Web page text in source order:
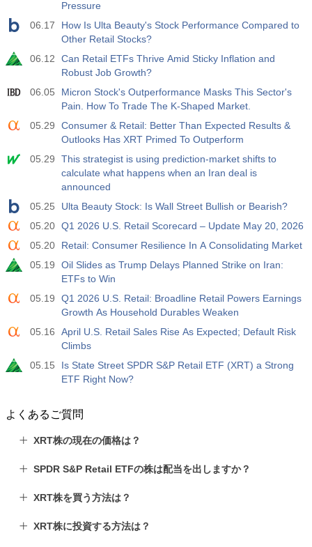
USD
CFTC金投機筋ポジション
実際
197.6 K
期待
前
USD
CFTC原油投機筋ポジション
実際
112.4 K
期待
前
120.1 K
USD
CFTC金投機筋ポジション
-27.3 K
-17.2 K
USD
-14.6 K
4.9 K
Pressure
06.17
How Is Ulta Beauty's Stock Performance Compared to
Other Retail Stocks?
06.12
Can Retail ETFs Thrive Amid Sticky Inflation and
Robust Job Growth?
06.05
Micron Stock's Outperformance Masks This Sector's
Pain. How To Trade The K-Shaped Market.
05.29
Consumer & Retail: Better Than Expected Results &
Outlooks Has XRT Primed To Outperform
05.29
This strategist is using prediction-market shifts to
calculate what happens when an Iran deal is
announced
05.25
Ulta Beauty Stock: Is Wall Street Bullish or Bearish?
05.20 Q1 2026 U.S. Retail Scorecard – Update May 20, 2026
05.20
Retail: Consumer Resilience In A Consolidating Market
05.19
Oil Slides as Trump Delays Planned Strike on Iran:
ETFs to Win
05.19
Q1 2026 U.S. Retail: Broadline Retail Powers Earnings
Growth As Household Durables Weaken
05.16
April U.S. Retail Sales Rise As Expected; Default Risk
Climbs
05.15
Is State Street SPDR S&P Retail ETF (XRT) a Strong
ETF Right Now?
よくあるご質問
XRT株の現在の価格は？
SPDR S&P Retail ETFの株は配当を出しますか？
XRT株を買う方法は？
XRT株に投資する方法は？